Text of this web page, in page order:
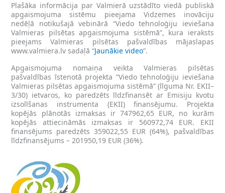
Plašāka informācija par Valmierā uzstādīto viedā publiskā
apgaismojuma sistēmu pieejama Vidzemes inovāciju
nedēļā notikušajā vebinārā “Viedo tehnoloģiju ieviešana
Valmieras pilsētas apgaismojuma sistēmā”, kura ieraksts
pieejams Valmieras pilsētas pašvaldības mājaslapas
www.valmiera.lv sadaļā “Jaunākie video”.
Apgaismojuma nomaiņa veikta Valmieras pilsētas
pašvaldības īstenotā projekta “Viedo tehnoloģiju ieviešana
Valmieras pilsētas apgaismojuma sistēmā” (līguma Nr. EKII–
3/30) ietvaros, ko paredzēts līdzfinansēt ar Emisiju kvotu
izsolīšanas instrumenta (EKII) finansējumu. Projekta
kopējās plānotās izmaksas ir 747962,65 EUR, no kurām
kopējās attiecināmās izmaksas ir 560972,74 EUR. EKII
finansējums paredzēts 359022,55 EUR (64%), pašvaldības
līdzfinansējums – 201950,19 EUR (36%).